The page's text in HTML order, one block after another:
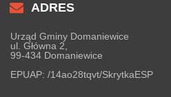
ADRES
Urząd Gminy Domaniewice
ul. Główna 2,
99-434 Domaniewice
EPUAP: /14ao28tqvt/SkrytkaESP